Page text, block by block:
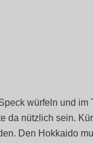
würfeln und im
da nützlich sein.
Den Hokkaido